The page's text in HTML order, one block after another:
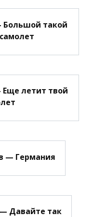
такой
летит твой
— Германия
Давайте так